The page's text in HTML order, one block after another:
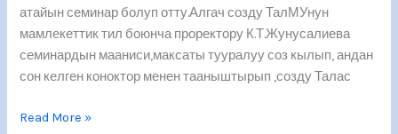
атайын семинар болуп отту.Алгач созду ТалМУнун
мамлекеттик тил боюнча проректору К.Т.Жунусалиева
семинардын мааниси,максаты тууралуу соз кылып, андан
сон келген коноктор менен тааныштырып ,созду Талас
Read More »